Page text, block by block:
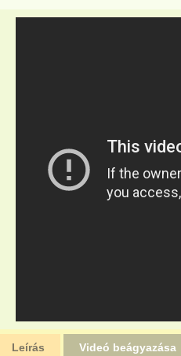
Leírás Videó beágyazása